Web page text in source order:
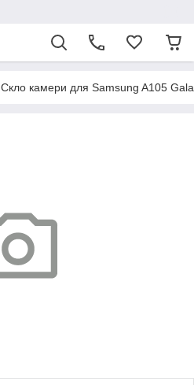
Скло камери для Samsung A105